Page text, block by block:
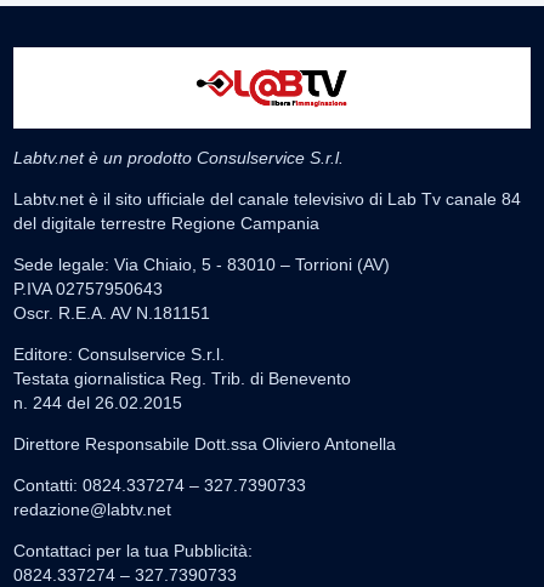
Labtv.net è un prodotto Consulservice S.r.l.
Labtv.net è il sito ufficiale del canale televisivo di Lab Tv canale 84
del digitale terrestre Regione Campania
Sede legale: Via Chiaio, 5 - 83010 – Torrioni (AV)
P.IVA 02757950643
Oscr. R.E.A. AV N.181151
Editore: Consulservice S.r.l.
Testata giornalistica Reg. Trib. di Benevento
n. 244 del 26.02.2015
Direttore Responsabile Dott.ssa Oliviero Antonella
Contatti: 0824.337274 – 327.7390733
redazione@labtv.net
Contattaci per la tua Pubblicità:
0824.337274 – 327.7390733